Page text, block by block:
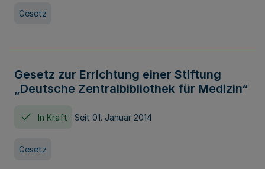
Gesetz
Gesetz zur Errichtung einer Stiftung
„Deutsche Zentralbibliothek für Medizin“
In Kraft Seit 01. Januar 2014
Gesetz